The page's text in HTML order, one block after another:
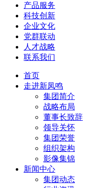
产品服务
科技创新
企业文化
党群联动
人才战略
联系我们
首页
走进新凤鸣
集团简介
战略布局
董事长致辞
领导关怀
集团荣誉
组织架构
影像集锦
新闻中心
集团动态